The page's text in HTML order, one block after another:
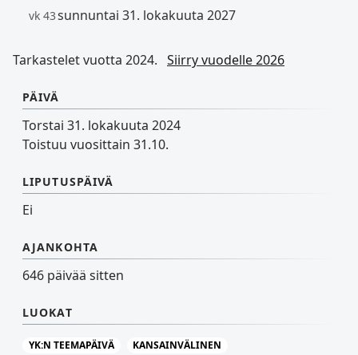
vk 43sunnuntai 31. lokakuuta 2027
Tarkastelet vuotta 2024. Siirry vuodelle 2026
PÄIVÄ
Torstai 31. lokakuuta 2024
Toistuu vuosittain 31.10.
LIPUTUSPÄIVÄ
Ei
AJANKOHTA
646 päivää sitten
LUOKAT
YK:N TEEMAPÄIVÄ KANSAINVÄLINEN